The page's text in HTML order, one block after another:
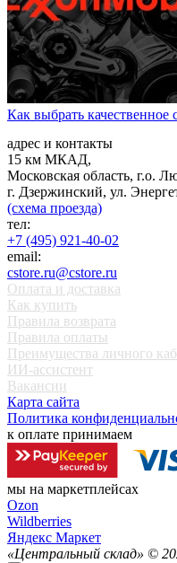
Как выбрать качественное
адрес и контакты
15 км МКАД,
Московская область, г.о.
г. Дзержинский, ул.
(схема проезда)
тел:
+7 (495) 921-40-02
email:
cstore.ru@cstore.ru
Оплата и доставка
Как купить
Правила возврата
Правила оплаты
Преимущества личного
ИИ-ассистент
Вакансии
Карта сайта
Политика
к оплате принимаем
мы на маркетплейсах
Ozon
Wildberries
Яндекс Маркет
«Центральный склад» ©